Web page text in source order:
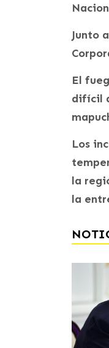
Junto
El
difícil
Los
la
la